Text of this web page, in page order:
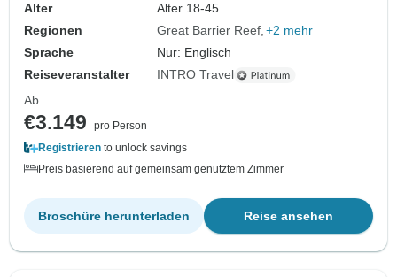
Alter
Alter 18-45
Regionen
Great Barrier Reef +2 mehr
Sprache
Nur: Englisch
Reiseveranstalter
INTRO Travel
Ab
€3.149
pro Person
Registrieren to unlock savings
Preis basierend auf gemeinsam genutztem Zimmer
Reise ansehen
Broschüre herunterladen